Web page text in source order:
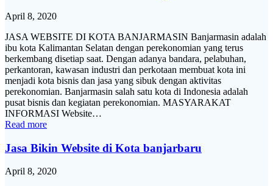
April 8, 2020
JASA WEBSITE DI KOTA BANJARMASIN Banjarmasin adalah
ibu kota Kalimantan Selatan dengan perekonomian yang terus
berkembang disetiap saat. Dengan adanya bandara, pelabuhan,
perkantoran, kawasan industri dan perkotaan membuat kota ini
menjadi kota bisnis dan jasa yang sibuk dengan aktivitas
perekonomian. Banjarmasin salah satu kota di Indonesia adalah
pusat bisnis dan kegiatan perekonomian. MASYARAKAT
INFORMASI Website…
Read more
Jasa Bikin Website di Kota banjarbaru
April 8, 2020